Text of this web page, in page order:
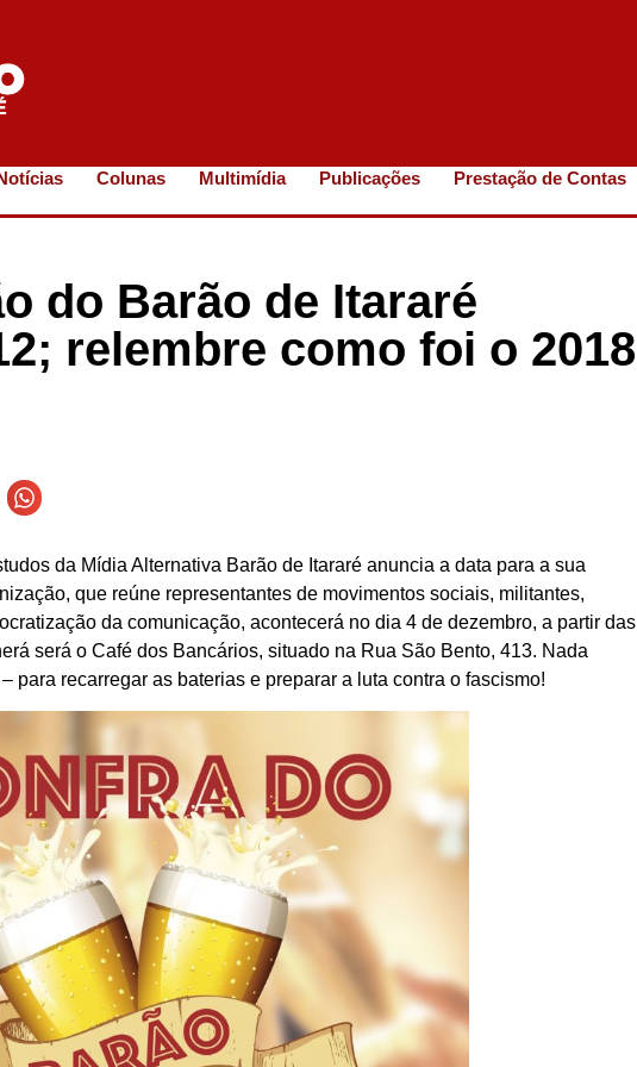
Colunas Multimídia Publicações Prestação de Contas
do Barão de Itararé
relembre como foi o 2018
da Mídia Alternativa Barão de Itararé anuncia a data para a sua
que reúne representantes de movimentos sociais, militantes,
da comunicação, acontecerá no dia 4 de dezembro, a partir das
será o Café dos Bancários, situado na Rua São Bento, 413. Nada
para recarregar as baterias e preparar a luta contra o fascismo!